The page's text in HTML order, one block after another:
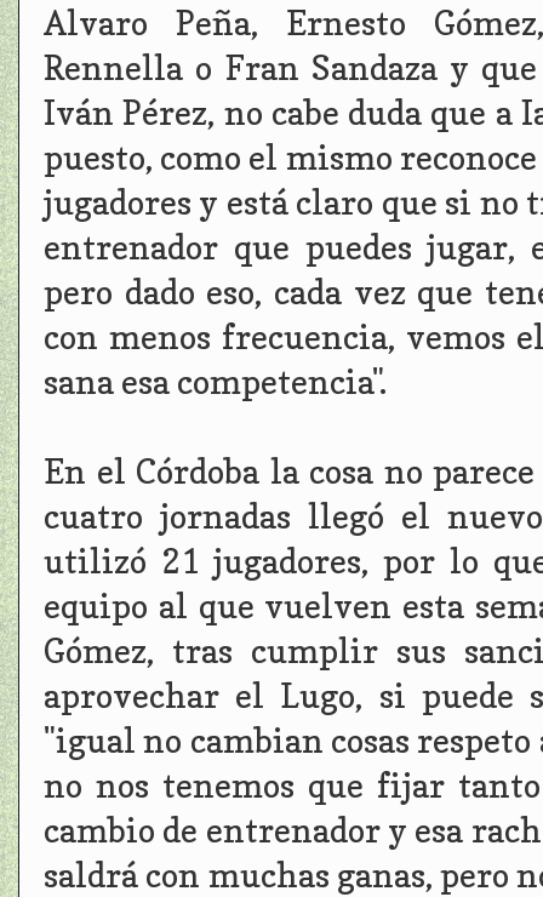
Alvaro Peña, Ernesto
Rennella o Fran Sandaza y
Iván Pérez, no cabe duda que a
puesto, como el mismo
jugadores y está claro que si no
entrenador que puedes
pero dado eso, cada vez que
con menos frecuencia, vemos
sana esa competencia".
En el Córdoba la cosa no
cuatro jornadas llegó el
utilizó 21 jugadores, por lo
equipo al que vuelven esta
Gómez, tras cumplir sus
aprovechar el Lugo, si puede
"igual no cambian cosas
no nos tenemos que fijar
cambio de entrenador y esa
saldrá con muchas ganas, pero